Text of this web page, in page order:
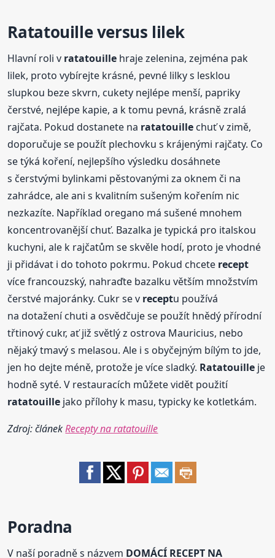
Ratatouilleversus lilek
Hlavní roli v ratatouille hraje zelenina, zejména pak
lilek, proto vybírejte krásné, pevné lilky s lesklou
slupkou beze skvrn, cukety nejlépe menší, papriky
čerstvé, nejlépe kapie, a k tomu pevná, krásně zralá
rajčata. Pokud dostanete na ratatouille chuť v zimě,
doporučuje se použít plechovku s krájenými rajčaty. Co
se týká koření, nejlepšího výsledku dosáhnete
s čerstvými bylinkami pěstovanými za oknem či na
zahrádce, ale ani s kvalitním sušeným kořením nic
nezkazíte. Například oregano má sušené mnohem
koncentrovanější chuť. Bazalka je typická pro italskou
kuchyni, ale k rajčatům se skvěle hodí, proto je vhodné
ji přidávat i do tohoto pokrmu. Pokud chcete recept
více francouzský, nahraďte bazalku větším množstvím
čerstvé majoránky. Cukr se v receptu používá
na dotažení chuti a osvědčuje se použít hnědý přírodní
třtinový cukr, ať již světlý z ostrova Mauricius, nebo
nějaký tmavý s melasou. Ale i s obyčejným bílým to jde,
jen ho dejte méně, protože je více sladký. Ratatouille je
hodně syté. V restauracích můžete vidět použití
ratatouille jako přílohy k masu, typicky ke kotletkám.
Zdroj: článekRecepty na ratatouille
Poradna
V naší poradně s názvem DOMÁCÍ RECEPT NA